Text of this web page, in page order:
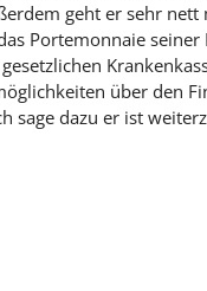
geht er sehr
Portemonnaie
über den
sage dazu er ist